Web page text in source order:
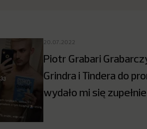
20.07.2022
Piotr Grabari
Grindra i Tindera do
wydało mi się